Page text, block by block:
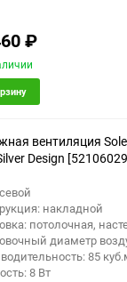
₽
вентиляция
Design
накладной
потолочная,
диаметр
85
8 Вт